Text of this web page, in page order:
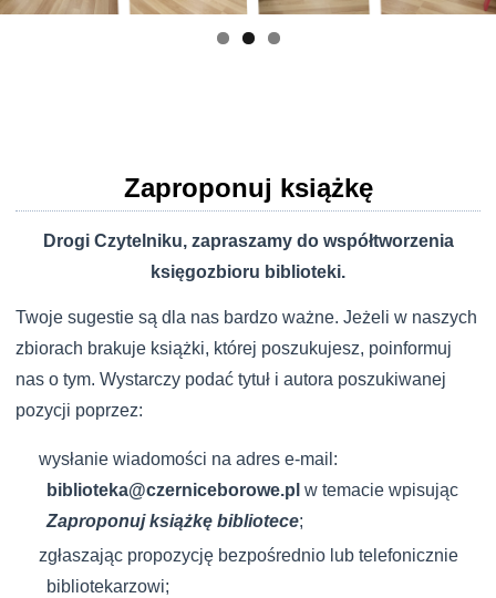
Zaproponuj książkę
Drogi Czytelniku, zapraszamy do współtworzenia
księgozbioru biblioteki.
Twoje sugestie są dla nas bardzo ważne. Jeżeli w naszych
zbiorach brakuje książki, której poszukujesz, poinformuj
nas o tym. Wystarczy podać tytuł i autora poszukiwanej
pozycji poprzez:
wysłanie wiadomości na adres e-mail:
biblioteka@czerniceborowe.pl w temacie wpisując
Zaproponuj książkę bibliotece;
zgłaszając propozycję bezpośrednio lub telefonicznie
bibliotekarzowi;